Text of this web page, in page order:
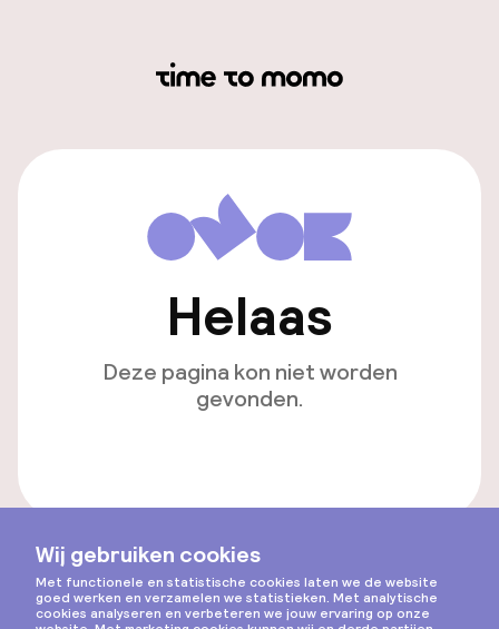
Helaas
Deze pagina kon niet worden
gevonden.